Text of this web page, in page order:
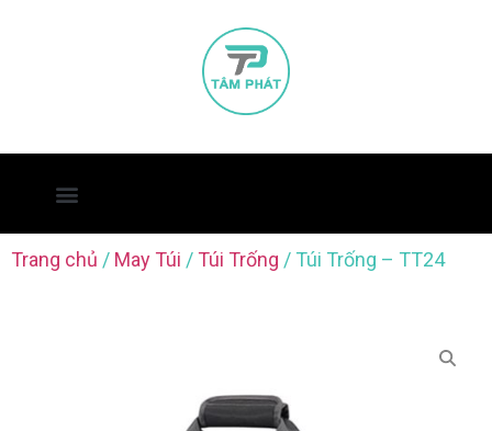
Trang chủ / May Túi / Túi Trống / Túi Trống – TT24